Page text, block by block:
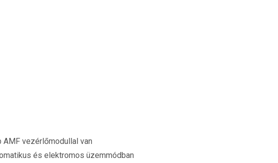
vezérlőmodullal van
és elektromos üzemmódban